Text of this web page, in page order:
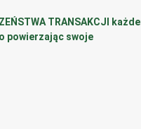
TRANSAKCJI
powierzając swoje